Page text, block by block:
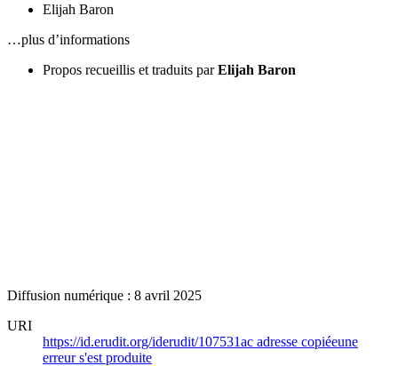
Elijah Baron
…plus d’informations
Propos recueillis et traduits par Elijah Baron
Diffusion numérique : 8 avril 2025
URI
https://id.erudit.org/iderudit/107531ac adresse copiéeune
erreur s'est produite